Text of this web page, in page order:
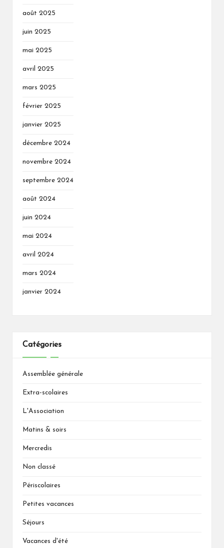
août 2025
juin 2025
mai 2025
avril 2025
mars 2025
février 2025
janvier 2025
décembre 2024
novembre 2024
septembre 2024
août 2024
juin 2024
mai 2024
avril 2024
mars 2024
janvier 2024
Catégories
Assemblée générale
Extra-scolaires
L'Association
Matins & soirs
Mercredis
Non classé
Périscolaires
Petites vacances
Séjours
Vacances d'été